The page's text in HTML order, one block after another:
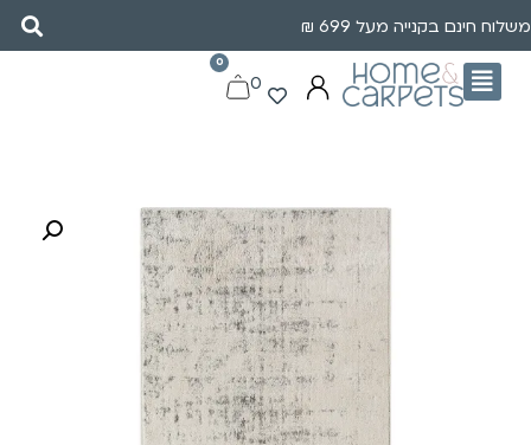
משלוח חינם בקנייה מעל 699 ₪
0
0